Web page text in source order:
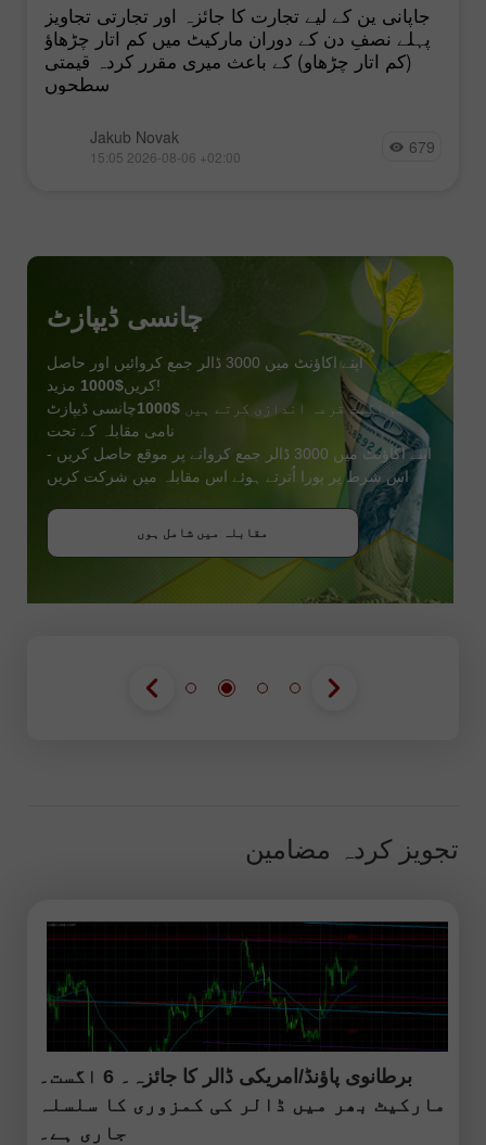
جاپانی ین کے لیے تجارت کا جائزہ اور تجارتی تجاویز
پہلے نصفِ دن کے دوران مارکیٹ میں کم اتار چڑھاؤ
(کم اتار چڑھاو) کے باعث میری مقرر کردہ قیمتی
سطحوں
Jakub Novak
15:05 2026-08-06 +02:00 679
چانسی ڈیپازٹ
اپنے اکاؤنٹ میں 3000 ڈالر جمع کروائیں اور حاصل
کریں$1000
مزید!
ہم اگست قرعہ اندازی کرتے ہیں $1000
چانسی ڈیپازٹ
نامی مقابلہ کے تحت
اپنے اکاؤنٹ میں 3000 ڈالر جمع کروانے پر موقع حاصل کریں -
اس شرط پر پورا اُترتے ہوئے اس مقابلہ میں شرکت کریں
مقابلہ میں شامل ہوں
بونس حاصل کریں
تجویز کردہ مضامین
برطانوی پاؤنڈ/امریکی ڈالر کا جائزہ۔ 6 اگست۔
مارکیٹ بھر میں ڈالر کی کمزوری کا سلسلہ
جاری ہے۔